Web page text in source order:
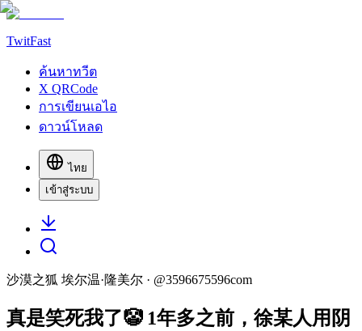
TwitFast
ค้นหาทวีต
X QRCode
การเขียนเอไอ
ดาวน์โหลด
ไทย
เข้าสู่ระบบ
沙漠之狐 埃尔温·隆美尔 · @3596675596com
真是笑死我了🤡 1年多之前，徐某人用阴